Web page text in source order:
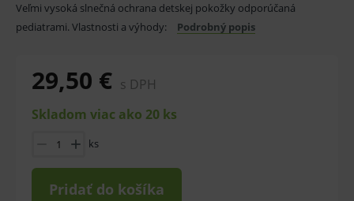
Veľmi vysoká slnečná ochrana detskej pokožky odporúčaná
pediatrami. Vlastnosti a výhody:
Podrobný popis
29,50 € s DPH
Skladom viac ako 20 ks
ks
Pridať do košíka